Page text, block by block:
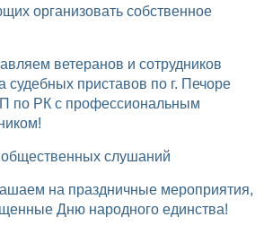
организовать собственное
судебных приставов по г. Печоре
по РК с профессиональным
общественных слушаний
Дню народного единства!